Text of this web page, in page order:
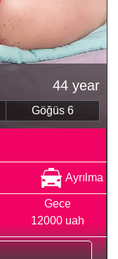
44 year
Göğüs 6
Ayrılma
Gece
12000 uah